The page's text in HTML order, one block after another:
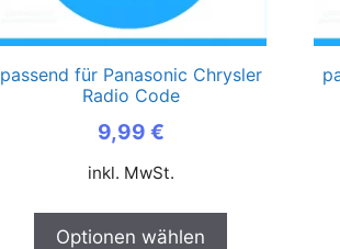
passend für Panasonic Chrysler
Radio Code
9,99 €
inkl. MwSt.
Optionen wählen